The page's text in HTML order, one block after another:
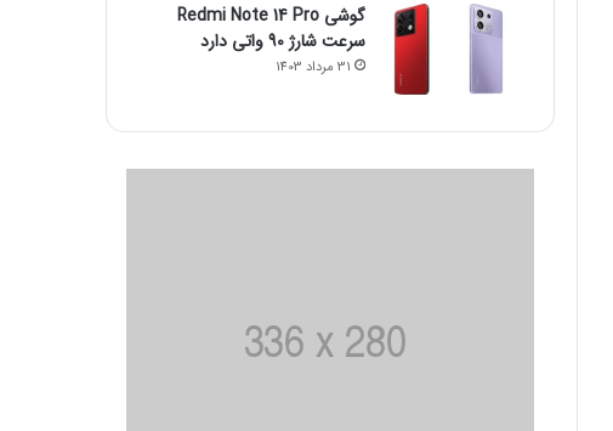
گوشی Redmi Note 14 Pro
سرعت شارژ 90 واتی دارد
31 مرداد 1403